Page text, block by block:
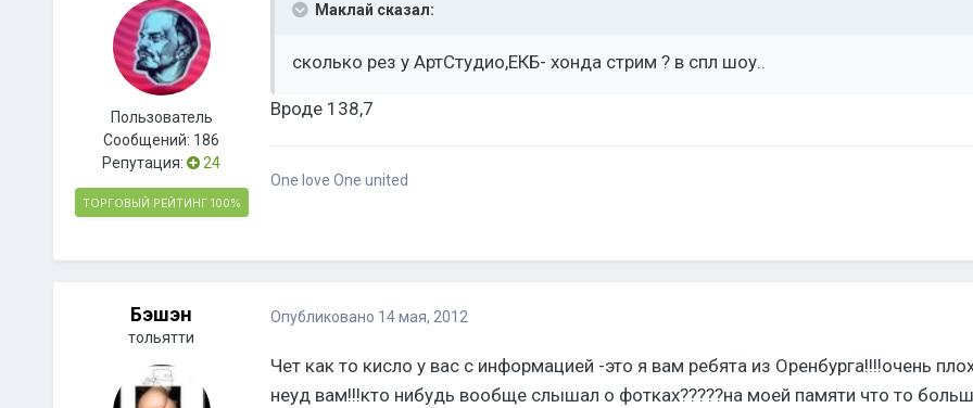
Пользователь
Сообщений: 186
Репутация:
24
ТОРГОВЫЙ РЕЙТИНГ 100%
Маклай сказал:
сколько рез у АртСтудио,ЕКБ- хонда стрим ? в спл шоу..
Вроде 138,7
One love One united
Бэшэн
тольятти
Опубликовано 14 мая, 2012
Чет как то кисло у вас с информацией -это я вам ребята из Оренбурга!!!!очень
неуд вам!!!кто нибудь вообще слышал о фотках?????на моей памяти что то